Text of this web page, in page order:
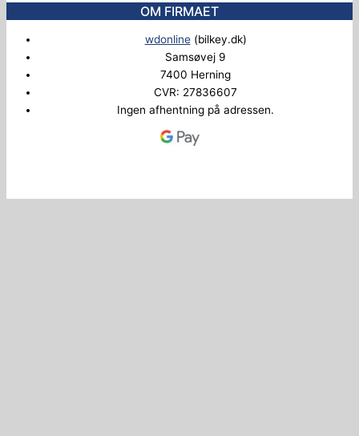
OM FIRMAET
wdonline(bilkey.dk)
Samsøvej 9
7400 Herning
CVR: 27836607
Ingen afhentning på adressen.